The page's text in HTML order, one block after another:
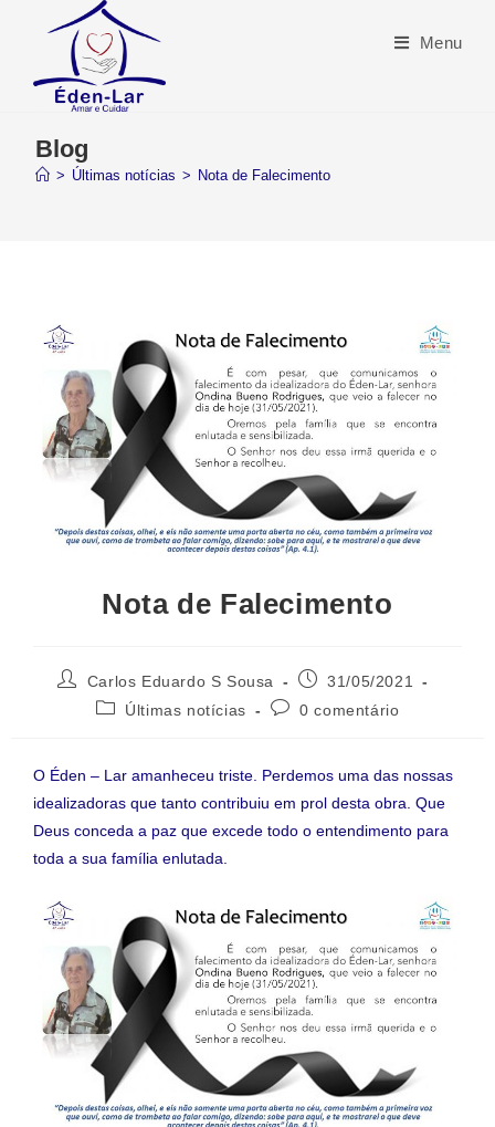
Menu
Blog
> Últimas notícias > Nota de Falecimento
Nota de Falecimento
Carlos Eduardo S Sousa
31/05/2021
Últimas notícias
0 comentário
O Éden – Lar amanheceu triste. Perdemos uma das nossas
idealizadoras que tanto contribuiu em prol desta obra. Que
Deus conceda a paz que excede todo o entendimento para
toda a sua família enlutada.